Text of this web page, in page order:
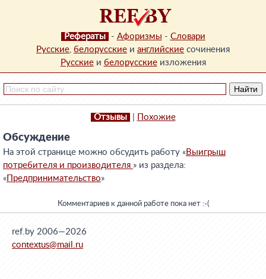
Рефераты - Афоризмы - Словари
Русские, белорусские и английские сочинения
Русскиеи белорусскиеизложения
Отзывы Похожие
Обсуждение
На этой странице можно обсудить работу «Выигрыш
потребителя и производителя » из раздела:
« Предпринимательство»
Комментариев к данной работе пока нет :-(
ref.by 2006—2026
contextus@mail.ru